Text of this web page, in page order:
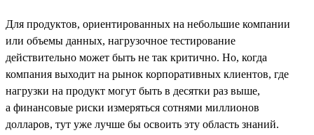
Для продуктов, ориентированных на небольшие компании
или объемы данных, нагрузочное тестирование
действительно может быть не так критично. Но, когда
компания выходит на рынок корпоративных клиентов, где
нагрузки на продукт могут быть в десятки раз выше,
а финансовые риски измеряться сотнями миллионов
долларов, тут уже лучше бы освоить эту область знаний.